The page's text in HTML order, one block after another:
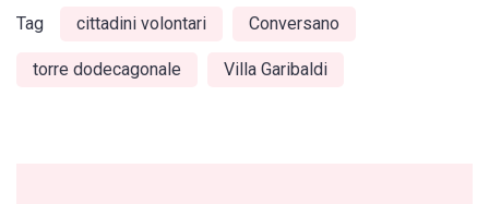
Tag cittadini volontari Conversano
torre dodecagonale Villa Garibaldi